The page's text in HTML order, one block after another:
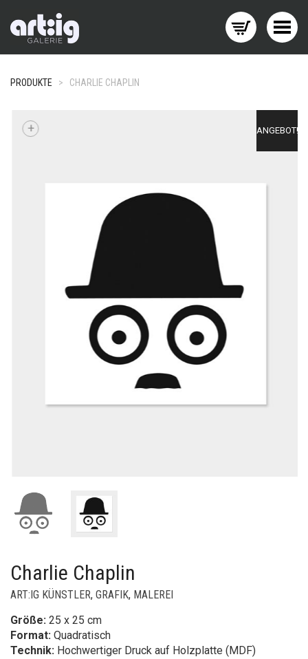
Menü wechseln
PRODUKTE > CHARLIE CHAPLIN
ANGEBOT!
+
Charlie Chaplin
ART:IG KÜNSTLER, GRAFIK, MALEREI
Größe: 25 x 25 cm
Format: Quadratisch
Technik: Hochwertiger Druck auf Holzplatte (MDF)